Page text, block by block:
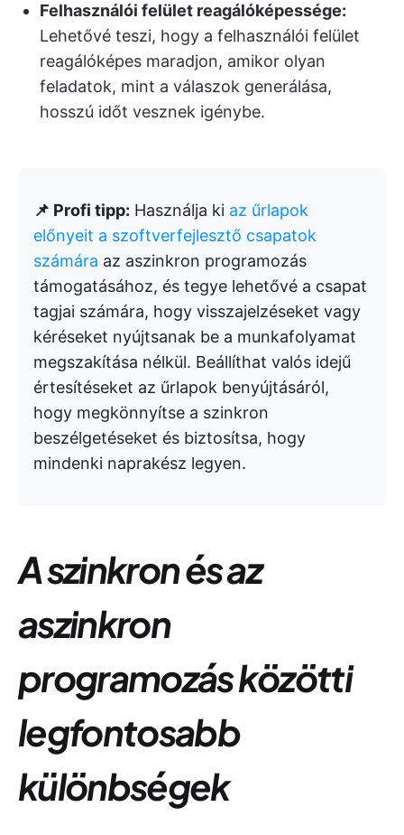
Felhasználói felület reagálóképessége:
Lehetővé teszi, hogy a felhasználói felület
reagálóképes maradjon, amikor olyan
feladatok, mint a válaszok generálása,
hosszú időt vesznek igénybe.
📌 Profi tipp: Használja ki az űrlapok
előnyeit a szoftverfejlesztő csapatok
számára az aszinkron programozás
támogatásához, és tegye lehetővé a csapat
tagjai számára, hogy visszajelzéseket vagy
kéréseket nyújtsanak be a munkafolyamat
megszakítása nélkül. Beállíthat valós idejű
értesítéseket az űrlapok benyújtásáról,
hogy megkönnyítse a szinkron
beszélgetéseket és biztosítsa, hogy
mindenki naprakész legyen.
A szinkron és az
aszinkron
programozás közötti
legfontosabb
különbségek